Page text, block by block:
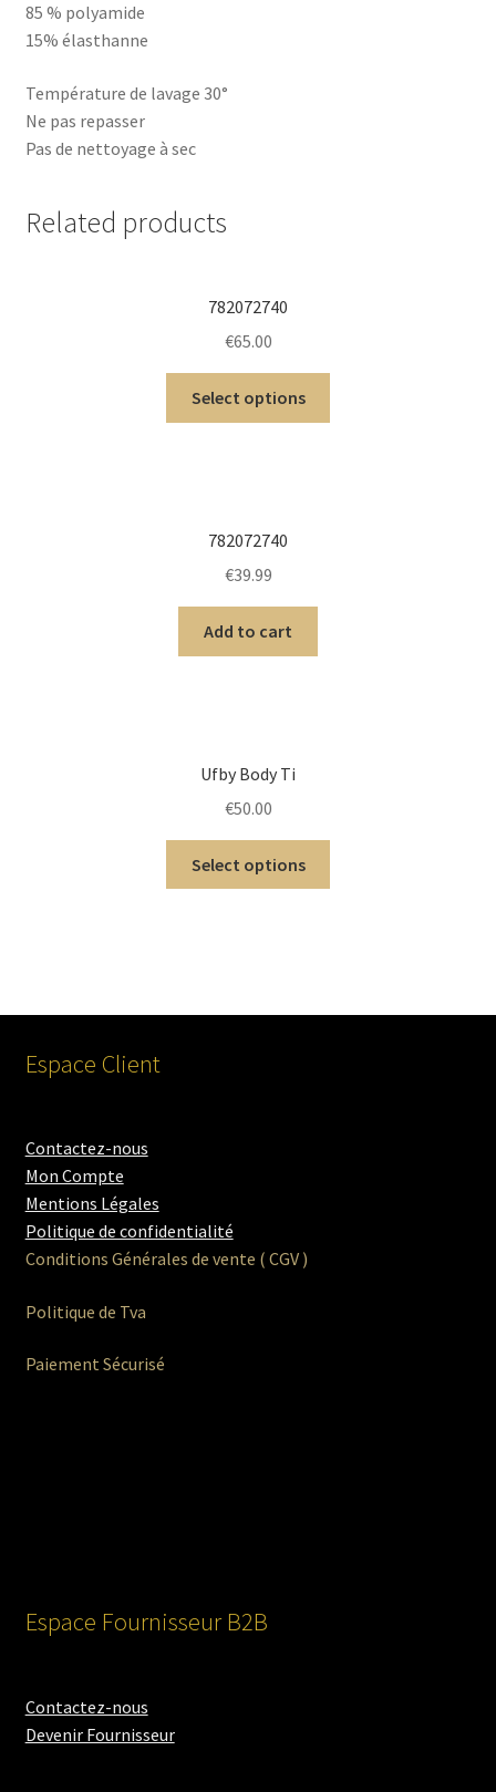
85 % polyamide
15% élasthanne
Température de lavage 30°
Ne pas repasser
Pas de nettoyage à sec
Related products
782072740
€65.00
Select options
782072740
€39.99
Add to cart
Ufby Body Ti
€50.00
Select options
Espace Client
Contactez-nous
Mon Compte
Mentions Légales
Politique de confidentialité
Conditions Générales de vente ( CGV )
Politique de Tva
Paiement Sécurisé
Espace Fournisseur B2B
Contactez-nous
Devenir Fournisseur